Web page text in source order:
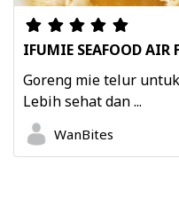
IFUMIE SEAFOOD AIR
Goreng mie telur
Lebih sehat dan ...
WanBites